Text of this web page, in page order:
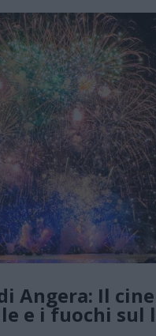
Angera: Il
e i fuochi sul